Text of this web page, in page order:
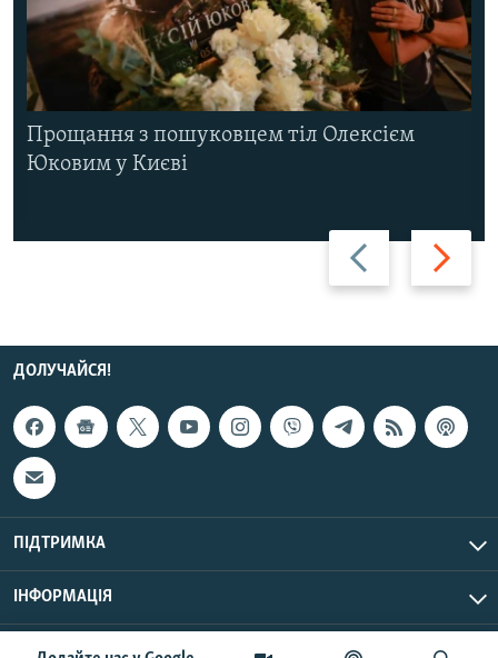
Назад Вперед
Прощання з пошуковцем тіл Олексієм
Юковим у Києві
ДОЛУЧАЙСЯ!
ПІДТРИМКА
ІНФОРМАЦІЯ